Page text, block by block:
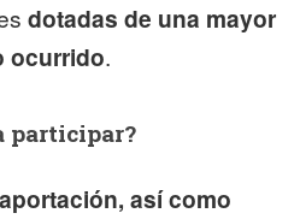
dotadas de una mayor
ocurrido.
participar?
así como